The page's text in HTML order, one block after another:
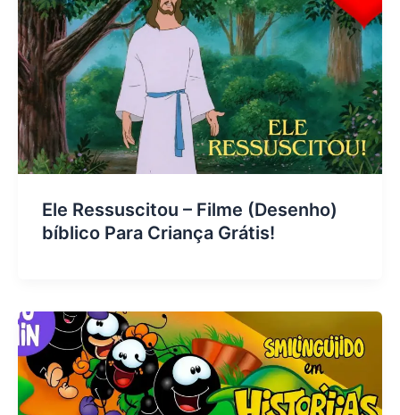
Ele Ressuscitou – Filme (Desenho)
bíblico Para Criança Grátis!